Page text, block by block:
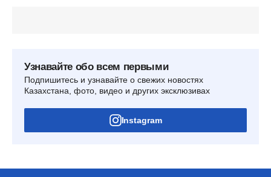
Узнавайте обо всем первыми
Подпишитесь и узнавайте о свежих новостях
Казахстана, фото, видео и других эксклюзивах
Instagram